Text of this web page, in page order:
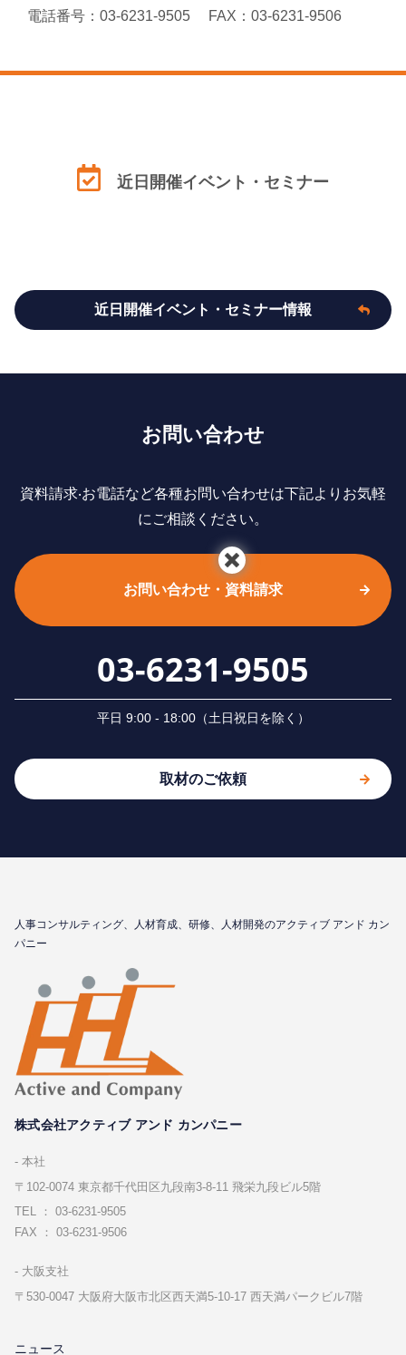
電話番号：03-6231-9505 FAX：03-6231-9506
近日開催イベント・セミナー
近日開催イベント・セミナー情報
お問い合わせ
資料請求‧お電話など各種お問い合わせは下記よりお気軽
にご相談ください。
お問い合わせ・資料請求
03-6231-9505
平⽇ 9:00 - 18:00（⼟⽇祝⽇を除く）
取材のご依頼
⼈事コンサルティング、⼈材育成、研修、⼈材開発のアクティブ アンド カン
パニー
株式会社アクティブ アンド カンパニー
本社
〒102-0074 東京都千代⽥区九段南3-8-11 飛栄九段ビル5階
TEL ： 03-6231-9505
FAX ： 03-6231-9506
⼤阪⽀社
〒530-0047 ⼤阪府⼤阪市北区⻄天満5-10-17 ⻄天満パークビル7階
ニュース